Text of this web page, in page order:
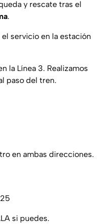
y rescate tras el
.
servicio en la estación
la Línea 3. Realizamos
paso del tren.
en ambas direcciones.
si puedes.